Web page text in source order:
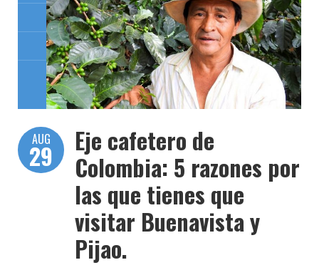
AUG
29
Eje cafetero de
Colombia: 5 razones por
las que tienes que
visitar Buenavista y
Pijao.